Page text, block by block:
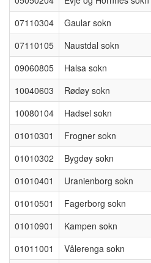
07110304
Gaular sokn
07110105
Naustdal sokn
09060805
Halsa sokn
10040603
Rødøy sokn
10080104
Hadsel sokn
01010301
Frogner sokn
01010302
Bygdøy sokn
01010401
Uranienborg sokn
01010501
Fagerborg sokn
01010901
Kampen sokn
01011001
Vålerenga sokn